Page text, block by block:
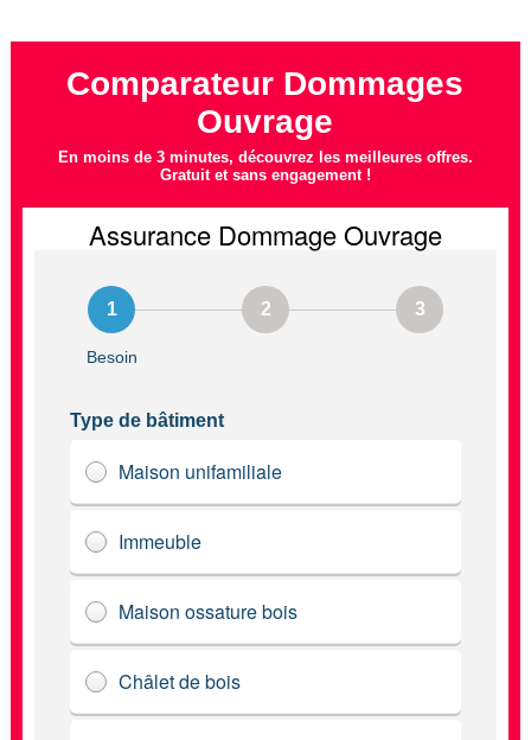
Comparateur Dommages
Ouvrage
En moins de 3 minutes, découvrez les meilleures offres.
Gratuit et sans engagement !